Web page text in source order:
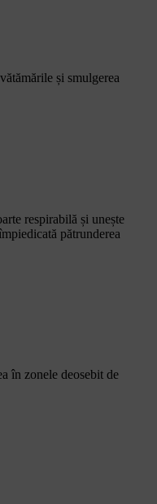
și smulgerea
respirabilă și unește
pătrunderea
în zonele deosebit de